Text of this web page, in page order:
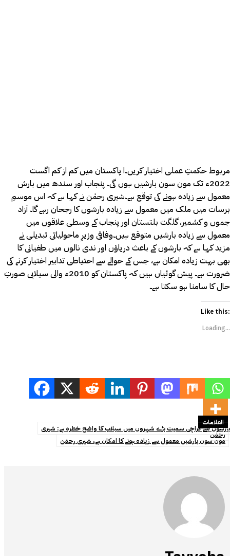
مربوط حکمتِ عملی اختیار کریں۔ا پاکستان میں کم از کم اگست
2022ء تک مون سون بارشیں ہوں گی۔ پنجاب اور سندھ میں بارش
معمول سے زیادہ ہونے کی توقع ہے۔شیری رحمٰن نے کہا ہے کہ اس موسمِ
برسات میں ملک میں معمول سے زیادہ بارشوں کا رجحان رہے گا۔ آزاد
جموں و کشمیر، گلگت بلتستان اور پنجاب کے وسطی علاقوں میں
معمول سے زیادہ بارشیں متوقع ہیں۔وفاقی وزیرِ ماحولیاتی تبدیلی نے
مزید کہا ہے کہ بارشوں کے باعث دریاؤں اور ندی نالوں میں طغیانی کا
بھی بہت زیادہ امکان ہے، جس کے حوالے سے احتیاطی تدابیر اختیار کرنے کی
ضرورت ہے۔ پیش گوئیاں ہیں کہ پاکستان کو 2010ء والی سیلابی صورتِ
حال کا سامنا ہو سکتا ہے۔
Like this:
Loading...
العلامات
بارشوں سے کراچی سمیت بڑے شہروں میں سیلاب کا واضح خطرہ ہے: شیری
رحمٰن
مون سون بارشیں معمول سے زیادہ ہونے کا امکان ہے، شیری رحمٰن